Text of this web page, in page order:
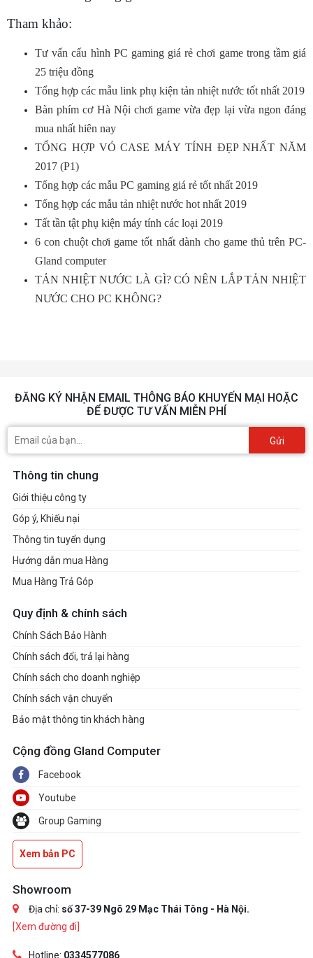
Tham khảo:
Tư vấn cấu hình PC gaming giá rẻ chơi game trong tầm giá
25 triệu đồng
Tổng hợp các mẫu link phụ kiện tản nhiệt nước tốt nhất 2019
Bàn phím cơ Hà Nội chơi game vừa đẹp lại vừa ngon đáng
mua nhất hiên nay
TỔNG HỢP VỎ CASE MÁY TÍNH ĐẸP NHẤT NĂM
2017 (P1)
Tổng hợp các mẫu PC gaming giá rẻ tốt nhất 2019
Tổng hợp các mẫu tản nhiệt nước hot nhất 2019
Tất tần tật phụ kiện máy tính các loại 2019
6 con chuột chơi game tốt nhất dành cho game thủ trên PC-
Gland computer
TẢN NHIỆT NƯỚC LÀ GÌ? CÓ NÊN LẮP TẢN NHIỆT
NƯỚC CHO PC KHÔNG?
ĐĂNG KÝ NHẬN EMAIL THÔNG BÁO KHUYẾN MẠI HOẶC
ĐỂ ĐƯỢC TƯ VẤN MIỄN PHÍ
Gửi
Thông tin chung
Giới thiệu công ty
Góp ý, Khiếu nại
Thông tin tuyển dụng
Hướng dẫn mua Hàng
Mua Hàng Trả Góp
Quy định & chính sách
Chính Sách Bảo Hành
Chính sách đổi, trả lại hàng
Chính sách cho doanh nghiệp
Chính sách vận chuyển
Bảo mật thông tin khách hàng
Cộng đồng Gland Computer
Facebook
Youtube
Group Gaming
Xem bản PC
Showroom
Địa chỉ: số 37-39 Ngõ 29 Mạc Thái Tông - Hà Nội.
[Xem đường đi]
Hotline: 0334577086